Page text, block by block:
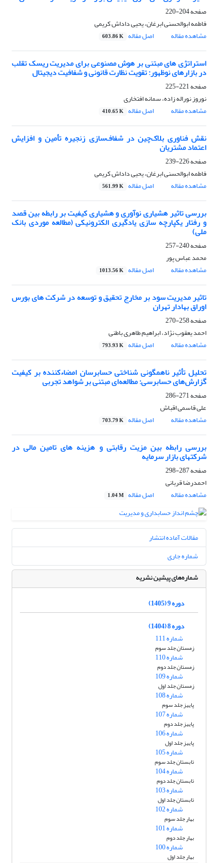
صفحه204-220
فاطمه ابوالحسنی ابرغان، یحیی داداش کریمی
مشاهده مقاله
اصل مقاله 603.86 K
استراتژی های مبتنی بر هوش مصنوعی برای مدیریت ریسک تقلب
در بازارهای نوظهور: تقویت نظارت قانونی و شفافیت دیجیتال
صفحه221-225
نوروز نوراله زاده، سمانه افتخاری
مشاهده مقاله
اصل مقاله 410.65 K
نقش فناوری بلاک‌چین در شفاف‌سازی زنجیره تأمین و افزایش
اعتماد مشتریان
صفحه226-239
فاطمه ابوالحسنی ابرغان، یحیی داداش کریمی
مشاهده مقاله
اصل مقاله 561.99 K
بررسی تاثیر هشیاری نوآوری و هشیاری کیفیت بر رابطه بین قصد
و رفتار یکپارچه سازی یادگیری الکترونیکی (مطالعه موردی بانک
ملی)
صفحه240-257
محمد عباس پور
مشاهده مقاله
اصل مقاله 1013.56 K
تاثیر مدیریت سود بر مخارج تحقیق و توسعه در شرکت های بورس
اوراق بهادار تهران
صفحه258-270
احمد یعقوب نژاد، ابراهیم طاهری باطنی
مشاهده مقاله
اصل مقاله 793.93 K
تحلیل تأثیر ناهمگونی شناختی حسابرسان امضاءکننده بر کیفیت
گزارش‌های حسابرسی: مطالعه‌ای مبتنی بر شواهد تجربی
صفحه271-286
علی قاسمی اقباش
مشاهده مقاله
اصل مقاله 703.79 K
بررسی رابطه بین مزیت رقابتی و هزینه های تامین مالی در
شرکتهای بازار سرمایه
صفحه287-298
احمدرضا قربانی
مشاهده مقاله
اصل مقاله 1.04 M
مقالات آماده انتشار
شماره جاری
شماره‌های پیشین نشریه
دوره 9 (1405)
دوره 8 (1404)
شماره 111
زمستان جلد سوم
شماره 110
زمستان جلد دوم
شماره 109
زمستان جلد اول
شماره 108
پاییز جلد سوم
شماره 107
پاییز جلد دوم
شماره 106
پاییز جلد اول
شماره 105
تابستان جلد سوم
شماره 104
تابستان جلد دوم
شماره 103
تابستان جلد اول
شماره 102
بهار جلد سوم
شماره 101
بهار جلد دوم
شماره 100
بهار جلد اول